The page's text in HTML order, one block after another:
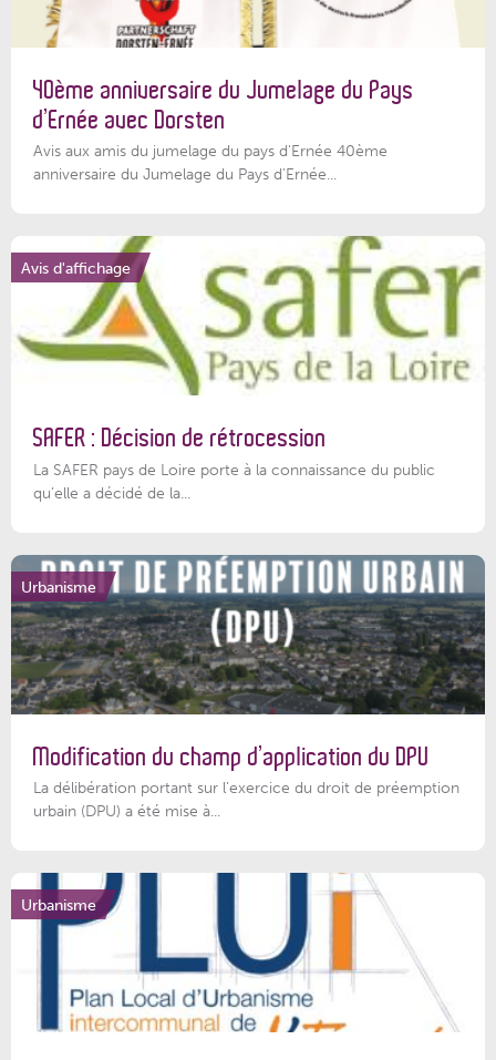
40ème anniversaire du Jumelage du Pays
d’Ernée avec Dorsten
Avis aux amis du jumelage du pays d'Ernée 40ème
anniversaire du Jumelage du Pays d'Ernée...
Avis d'affichage
SAFER : Décision de rétrocession
La SAFER pays de Loire porte à la connaissance du public
qu’elle a décidé de la...
Urbanisme
Modification du champ d’application du DPU
La délibération portant sur l’exercice du droit de préemption
urbain (DPU) a été mise à...
Urbanisme